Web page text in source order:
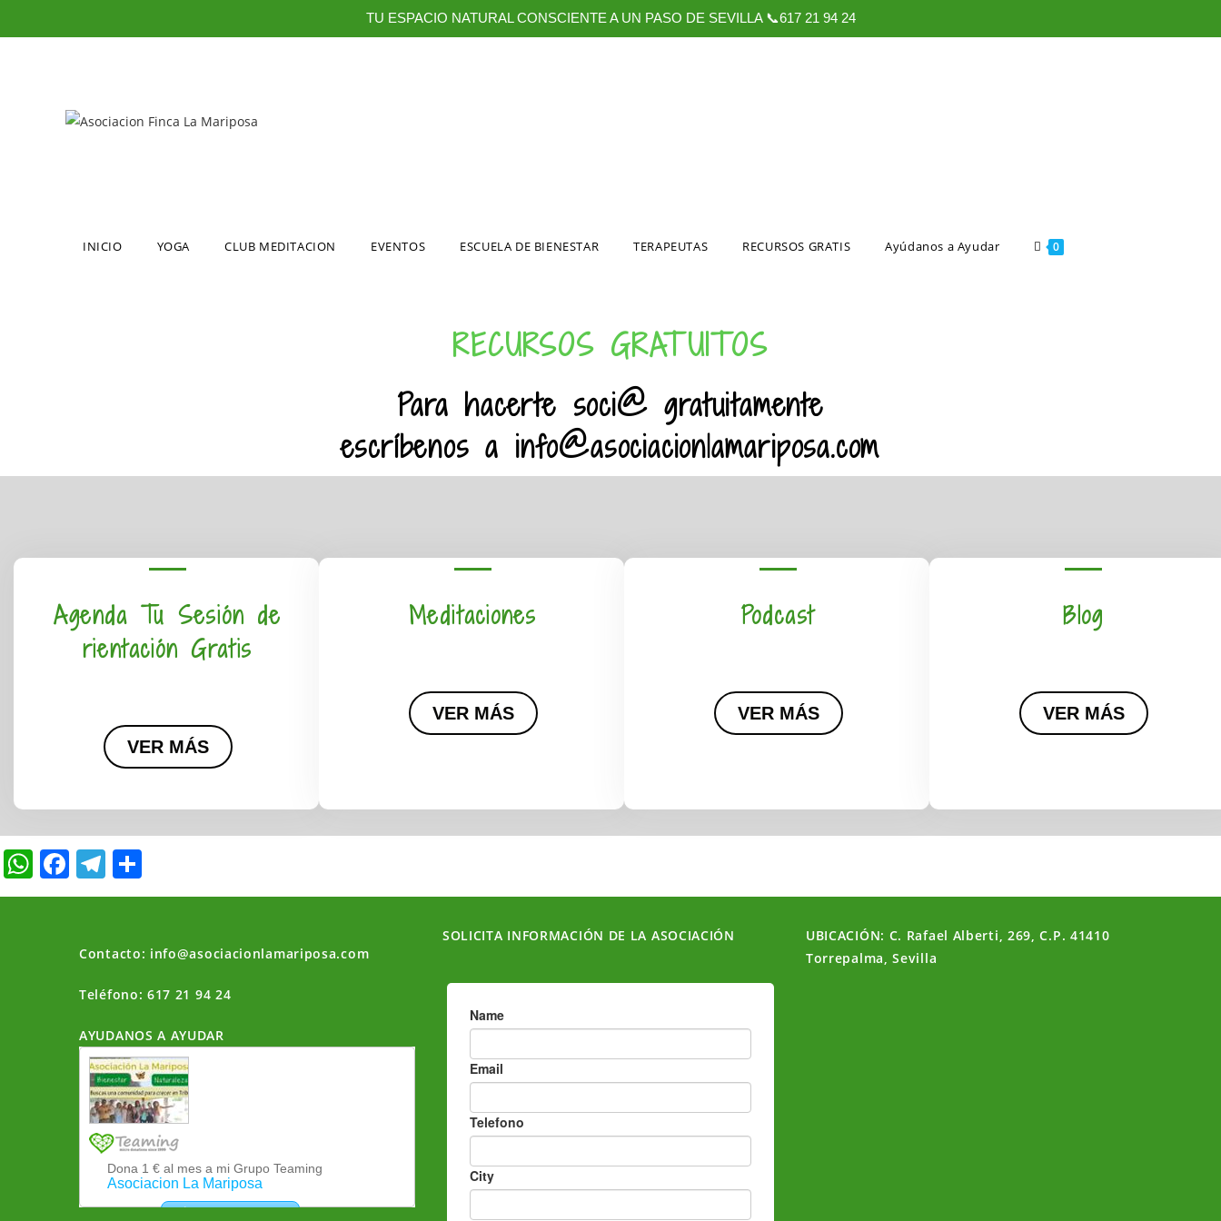
TU ESPACIO NATURAL CONSCIENTE A UN PASO DE SEVILLA 📞617 21 94 24
INICIO YOGA CLUB MEDITACION EVENTOS ESCUELA DE BIENESTAR TERAPEUTAS RECURSOS GRATIS Ayúdanos a Ayudar 0
RECURSOS GRATUITOS
Para hacerte soci@ gratuitamente
escríbenos a info@asociacionlamariposa.com
Agenda Tu Sesión de
rientación Gratis
VER MÁS
Meditaciones
VER MÁS
Podcast
VER MÁS
Blog
VER MÁS
W
h
F
a
e
b
o
o
T
el
gr
a
m
o
p
ar
tir
Contacto: info@asociacionlamariposa.com
Teléfono: 617 21 94 24
AYUDANOS A AYUDAR
SOLICITA INFORMACIÓN DE LA ASOCIACIÓN
UBICACIÓN: C. Rafael Alberti, 269, C.P. 41410
Torrepalma, Sevilla